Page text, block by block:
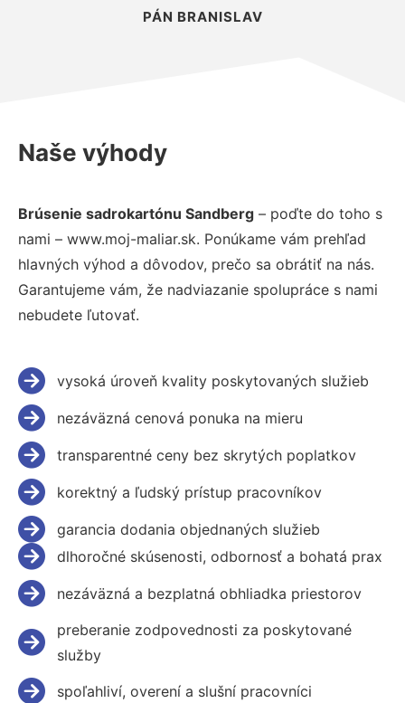
PÁN BRANISLAV
Naše výhody
Brúsenie sadrokartónu Sandberg – poďte do toho s
nami – www.moj-maliar.sk. Ponúkame vám prehľad
hlavných výhod a dôvodov, prečo sa obrátiť na nás.
Garantujeme vám, že nadviazanie spolupráce s nami
nebudete ľutovať.
vysoká úroveň kvality poskytovaných služieb
nezáväzná cenová ponuka na mieru
transparentné ceny bez skrytých poplatkov
korektný a ľudský prístup pracovníkov
garancia dodania objednaných služieb
dlhoročné skúsenosti, odbornosť a bohatá prax
nezáväzná a bezplatná obhliadka priestorov
preberanie zodpovednosti za poskytované
služby
spoľahliví, overení a slušní pracovníci